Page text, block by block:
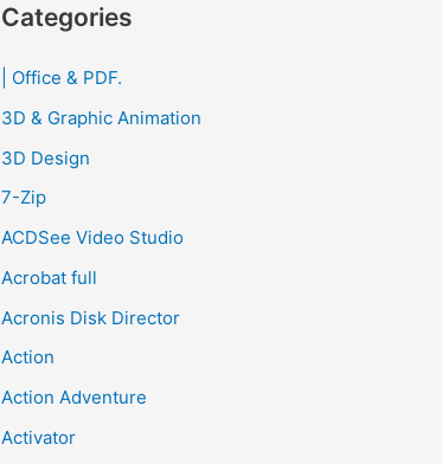
r
h
f
o
r
Categories
| Office & PDF.
3D & Graphic Animation
3D Design
7-Zip
ACDSee Video Studio
Acrobat full
Acronis Disk Director
Action
Action Adventure
Activator